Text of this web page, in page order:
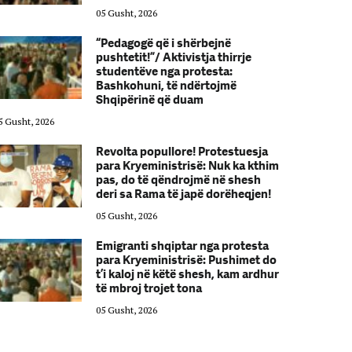
05 Gusht, 2026
“Pedagogë që i shërbejnë
pushtetit!”/ Aktivistja thirrje
studentëve nga protesta:
Bashkohuni, të ndërtojmë
Shqipërinë që duam
Gusht, 2026
Revolta popullore! Protestuesja
para Kryeministrisë: Nuk ka kthim
pas, do të qëndrojmë në shesh
deri sa Rama të japë dorëheqjen!
05 Gusht, 2026
Emigranti shqiptar nga protesta
para Kryeministrisë: Pushimet do
t’i kaloj në këtë shesh, kam ardhur
të mbroj trojet tona
05 Gusht, 2026